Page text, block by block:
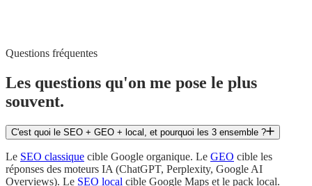
Questions fréquentes
Les questions qu'on me pose le plus
souvent.
C'est quoi le SEO + GEO + local, et pourquoi les 3 ensemble ?
Le SEO classique cible Google organique. Le GEO cible les
réponses des moteurs IA (ChatGPT, Perplexity, Google AI
Overviews). Le SEO local cible Google Maps et le pack local.